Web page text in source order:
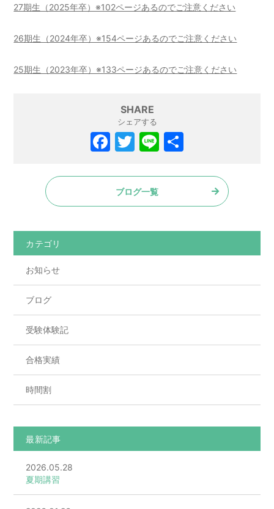
27期生（2025年卒）※102ページあるのでご注意ください
26期生（2024年卒）※154ページあるのでご注意ください
25期生（2023年卒）※133ページあるのでご注意ください
SHARE
シェアする
F
c
e
o
o
k
T
itt
er
Li
e
ブログ一覧
カテゴリ
お知らせ
ブログ
受験体験記
合格実績
時間割
最新記事
2026.05.28
夏期講習